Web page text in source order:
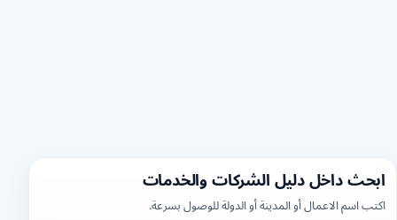
ابحث داخل دليل الشركات والخدمات
اكتب اسم الاعمال أو المدينة أو الدولة للوصول بسرعة.